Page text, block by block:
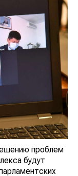
проблем
будут